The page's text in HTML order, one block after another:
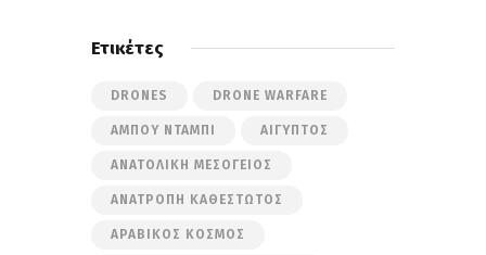
Ετικέτες
DRONES DRONE WARFARE
ΆΜΠΟΥ ΝΤΆΜΠΙ ΑΊΓΥΠΤΟΣ
ΑΝΑΤΟΛΙΚΉ ΜΕΣΌΓΕΙΟΣ
ΑΝΑΤΡΟΠΉ ΚΑΘΕΣΤΏΤΟΣ
ΑΡΑΒΙΚΌΣ ΚΌΣΜΟΣ